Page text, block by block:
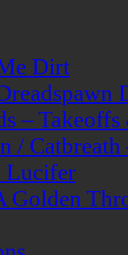
Dirt
–
/
Lucifer
Golden